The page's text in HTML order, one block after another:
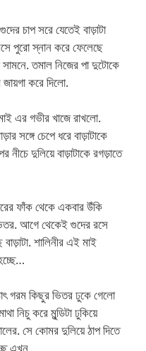
চাপ সরে যেতেই বাড়াটা
পুরো স্নান করে ফেলেছে
সামনে. তমাল নিজের পা দুটোকে
করে দিলো.
এর গভীর খাজে রাখলো.
সঙ্গে চেপে ধরে বাড়াটাকে
দুলিয়ে বাড়াটাকে রগড়াতে
ফাঁক থেকে একবার উঁকি
আগে থেকেই গুদের রসে
শালিনীর এই মাই
গরম কিছুর ভিতর ঢুকে গেলো
নিচু করে মুন্ডিটা ঢুকিয়ে
সে কোমর দুলিয়ে ঠাপ দিতে